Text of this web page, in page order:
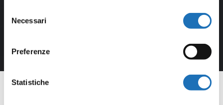
delNecessari
Preferenze
Statistiche